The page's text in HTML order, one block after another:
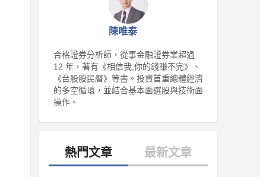
陳唯泰
合格證券分析師，從事金融證券業超過
12 年，著有《相信我,你的錢賺不完》、
《台股股民曆》等書。投資首重總體經濟
的多空循環，並結合基本面選股與技術面
操作。